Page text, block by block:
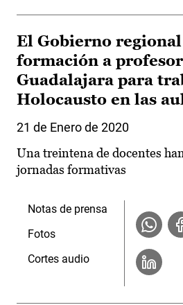
El Gobierno
formación a
Guadalajara para
Holocausto en las
21 de Enero de 2020
Una treintena de docentes
jornadas formativas
Notas de prensa
Fotos
Cortes audio